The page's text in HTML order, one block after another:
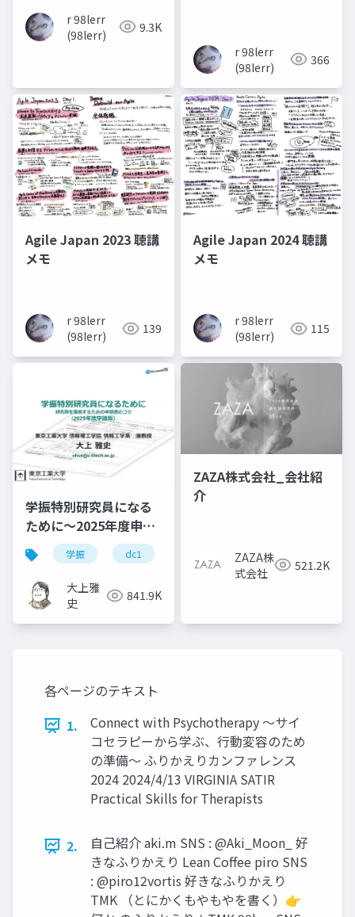
r 98lerr
(98lerr)
9.3K
r 98lerr
(98lerr)
366
Agile Japan 2023 聴講
メモ
r 98lerr
(98lerr)
139
Agile Japan 2024 聴講
メモ
r 98lerr
(98lerr)
115
学振特別研究員になる
ために～2025年度申請
版
学振 dc1 jsps
大上雅
史
841.9K
ZAZA株式会社_会社紹
介
ZAZA株
式会社
521.2K
各ページのテキスト
1.
Connect with Psychotherapy 〜サイ
コセラピーから学ぶ、行動変容のため
の準備〜 ふりかえりカンファレンス
2024 2024/4/13 VIRGINIA SATIR
Practical Skills for Therapists
2.
自己紹介 aki.m SNS : @Aki_Moon_ 好
きなふりかえり Lean Coﬀee piro SNS
: @piro12vortis 好きなふりかえり
TMK （とにかくもやもやを書く）👉